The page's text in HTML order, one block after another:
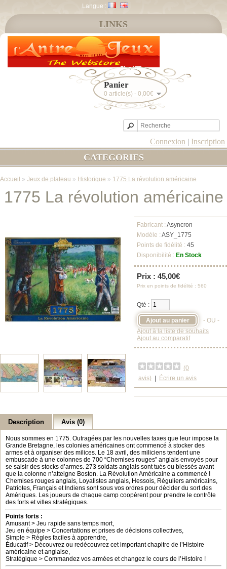
Langue :
Panier
0 article(s) - 0,00€
Connexion | Inscription
LINKS
CATEGORIES
Accueil » Jeux de plateau » Historique » 1775 La révolution américaine
1775 La révolution américaine
Fabricant : Asyncron
Modèle : ASY_1775
Points de fidélité : 45
Disponibilité : En Stock
Prix : 45,00€
Prix en points de fidélité : 560
Qté :
- OU -
Ajout à la liste de souhaits
Ajout au comparatif
(0
avis)
Écrire un avis
Description Avis (0)
Nous sommes en 1775. Outragées par les nouvelles taxes que leur impose la
Grande Bretagne, les colonies américaines ont commencé à stocker des
armes et à organiser des milices. Le 18 avril, des miliciens tendent une
embuscade à une colonnes de 700 “Chemises rouges” anglais envoyés pour
se saisir des stocks d’armes. 273 soldats anglais sont tués ou blessés avant
que la colonne n’atteigne Boston. La Révolution Américaine a commencé !
Chemises rouges anglais, Loyalistes anglais, Hessois, Réguliers américains,
Patriotes, Français et Indiens sont sous vos ordres pour décider du sort des
Amériques. Les joueurs de chaque camp coopèrent pour prendre le contrôle
des forts et villes stratégiques.
Points forts :
Amusant > Jeu rapide sans temps mort,
Jeu en équipe > Concertations et prises de décisions collectives,
Simple > Règles faciles à apprendre,
Éducatif > Découvrez ou redécouvrez cet important chapitre de l’Histoire
américaine et anglaise,
Stratégique > Commandez vos armées et changez le cours de l’Histoire !